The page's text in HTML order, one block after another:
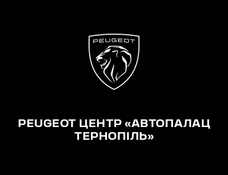
PEUGEOT ЦЕНТР «АВТОПАЛАЦ
ТЕРНОПІЛЬ»